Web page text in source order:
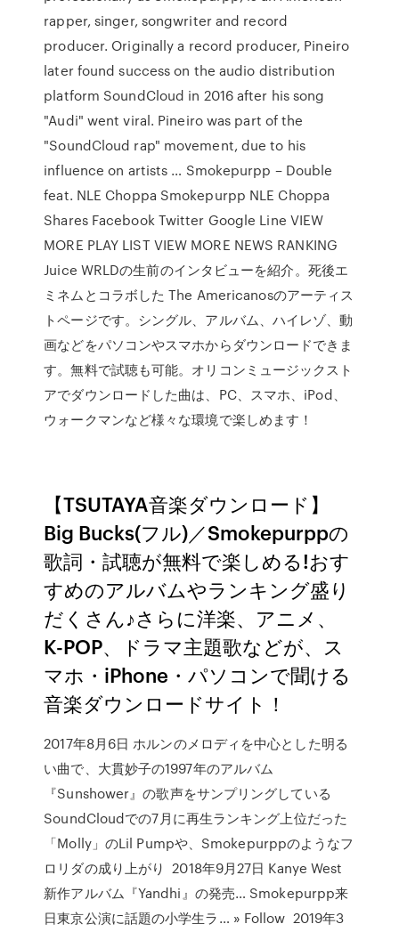
rapper, singer, songwriter and record
producer. Originally a record producer, Pineiro
later found success on the audio distribution
platform SoundCloud in 2016 after his song
"Audi" went viral. Pineiro was part of the
"SoundCloud rap" movement, due to his
influence on artists … Smokepurpp – Double
feat. NLE Choppa Smokepurpp NLE Choppa
Shares Facebook Twitter Google Line VIEW
MORE PLAY LIST VIEW MORE NEWS RANKING
Juice WRLDの生前のインタビューを紹介。死後エ
ミネムとコラボした The Americanosのアーティス
トページです。シングル、アルバム、ハイレゾ、動
画などをパソコンやスマホからダウンロードできま
す。無料で試聴も可能。オリコンミュージックスト
アでダウンロードした曲は、PC、スマホ、iPod、
ウォークマンなど様々な環境で楽しめます！
【TSUTAYA音楽ダウンロード】
Big Bucks(フル)／Smokepurppの
歌詞・試聴が無料で楽しめる!おす
すめのアルバムやランキング盛り
だくさん♪さらに洋楽、アニメ、
K-POP、ドラマ主題歌などが、ス
マホ・iPhone・パソコンで聞ける
音楽ダウンロードサイト！
2017年8月6日 ホルンのメロディを中心とした明る
い曲で、大貫妙子の1997年のアルバム
『Sunshower』の歌声をサンプリングしている
SoundCloudでの7月に再生ランキング上位だった
「Molly」のLil Pumpや、Smokepurppのようなフ
ロリダの成り上がり 2018年9月27日 Kanye West
新作アルバム『Yandhi』の発売… Smokepurpp来
日東京公演に話題の小学生ラ… » Follow 2019年3